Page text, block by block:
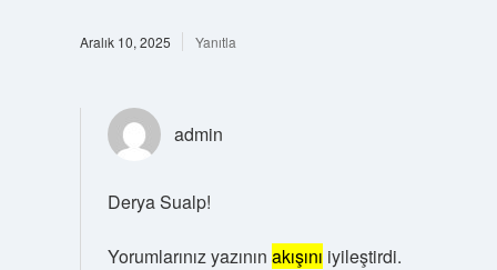
Aralık 10, 2025 Yanıtla
admin
Derya Sualp!
Yorumlarınız yazının akışını iyileştirdi.